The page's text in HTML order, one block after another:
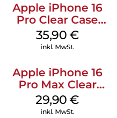
Apple iPhone 16
Pro Clear Case
MagSafe
Transparent
35,90 €
inkl. MwSt.
Apple iPhone 16
Pro Max Clear
Case MagSafe
Transparent
29,90€
inkl. MwSt.